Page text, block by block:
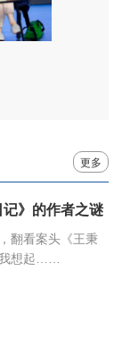
更多
》的作者之谜
翻看案头《王秉
我想起……